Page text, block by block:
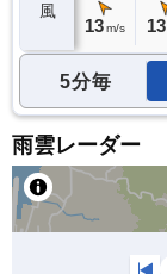
風
13 13 m/s 13
5分毎
雨雲レーダー